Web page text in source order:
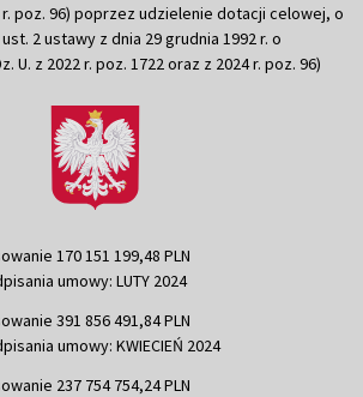
r. poz. 96) poprzez udzielenie dotacji celowej, o
2 ustawy z dnia 29 grudnia 1992 r. o
U. z 2022 r. poz. 1722 oraz z 2024 r. poz. 96)
170 151 199,48 PLN
umowy: LUTY 2024
391 856 491,84 PLN
umowy: KWIECIEŃ 2024
237 754 754,24 PLN